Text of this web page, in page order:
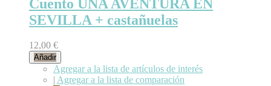
Cuento UNA AVENTURA EN
SEVILLA + castañuelas
12,00 €
Añadir
Agregar a la lista de artículos de interés
| Agregar a la lista de comparación